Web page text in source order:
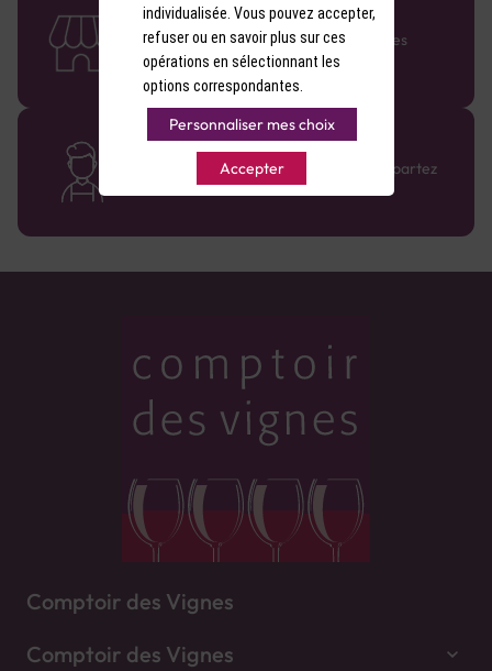
58 caves en France
Retrouvez le réseau Comptoir des Vignes
partout en France !
Des cavistes à votre écoute
Bénéficiez de conseils sur-mesure et repartez
avec le sourire :)
Comptoir des Vignes
Comptoir des Vignes
individualisée. Vous pouvez accepter,
refuser ou en savoir plus sur ces
opérations en sélectionnant les
options correspondantes.
Personnaliser mes choix
Accepter